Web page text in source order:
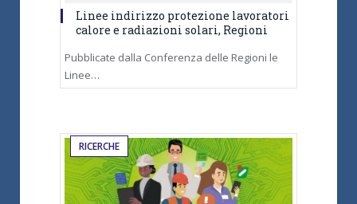
Linee indirizzo protezione lavoratori
calore e radiazioni solari, Regioni
Pubblicate dalla Conferenza delle Regioni le
Linee…
RICERCHE